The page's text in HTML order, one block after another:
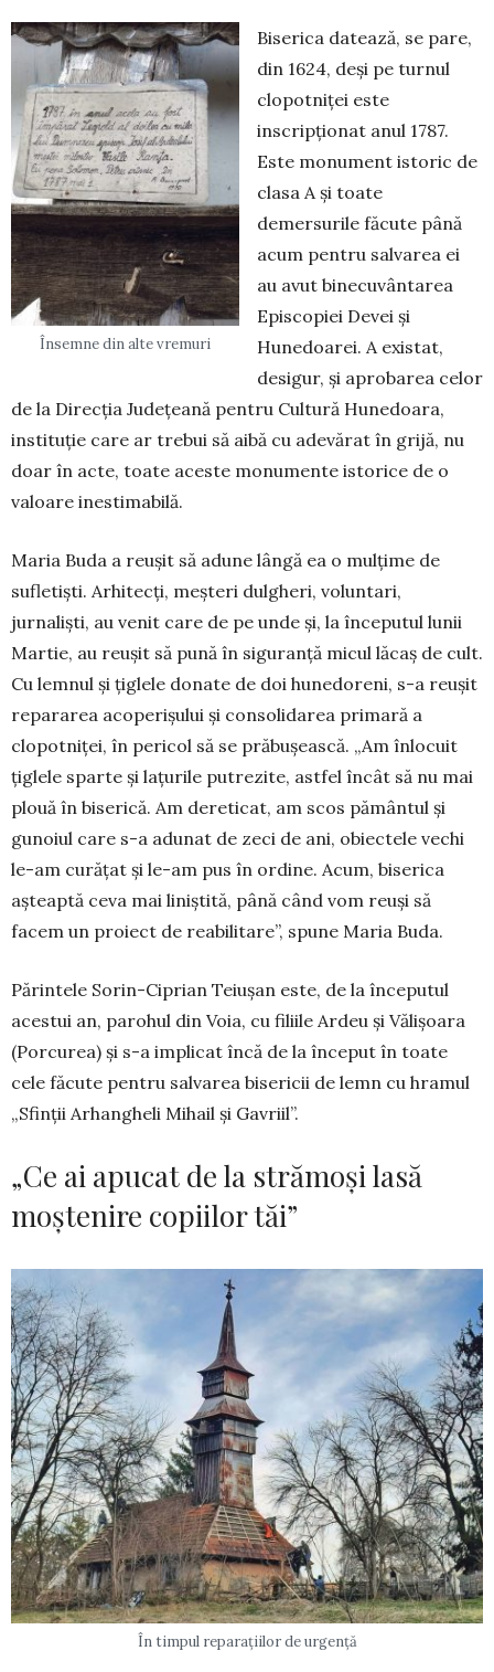
Însemne din alte vremuri
Biserica datează, se pare,
din 1624, deși pe turnul
clopotniței este
inscripționat anul 1787.
Este monument istoric de
clasa A și toate
demersurile făcute până
acum pentru salvarea ei
au avut binecuvântarea
Episcopiei Devei și
Hunedoarei. A existat,
desigur, și aprobarea celor
de la Direcția Județeană pentru Cultură Hunedoara,
instituție care ar trebui să aibă cu adevărat în grijă, nu
doar în acte, toate aceste monumente istorice de o
valoare inestimabilă.
Maria Buda a reușit să adune lângă ea o mulțime de
sufletiști. Arhitecți, meșteri dulgheri, voluntari,
jurnaliști, au venit care de pe unde și, la începutul lunii
Martie, au reușit să pună în siguranță micul lăcaș de cult.
Cu lemnul și țiglele donate de doi hunedoreni, s-a reușit
repararea acoperișului și consolidarea primară a
clopotniței, în pericol să se prăbușească. „Am înlocuit
țiglele sparte și lațurile putrezite, astfel încât să nu mai
plouă în biserică. Am dereticat, am scos pământul și
gunoiul care s-a adunat de zeci de ani, obiectele vechi
le-am curățat și le-am pus în ordine. Acum, biserica
așteaptă ceva mai liniștită, până când vom reuși să
facem un proiect de reabilitare”, spune Maria Buda.
Părintele Sorin-Ciprian Teiușan este, de la începutul
acestui an, parohul din Voia, cu filiile Ardeu și Vălișoara
(Porcurea) și s-a implicat încă de la început în toate
cele făcute pentru salvarea bisericii de lemn cu hramul
„Sfinții Arhangheli Mihail și Gavriil”.
„Ce ai apucat de la strămoși lasă
moștenire copiilor tăi”
În timpul reparațiilor de urgență